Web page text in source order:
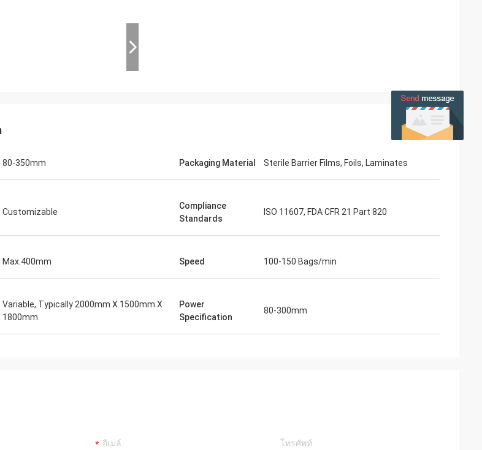
80-350mm Packaging Material Sterile Barrier Films, Foils, Laminates
Customizable
Compliance
Standards
ISO 11607, FDA CFR 21 Part 820
Max.400mm Speed 100-150 Bags/min
Variable, Typically 2000mm X 1500mm X
1800mm
Power
Specification
80-300mm